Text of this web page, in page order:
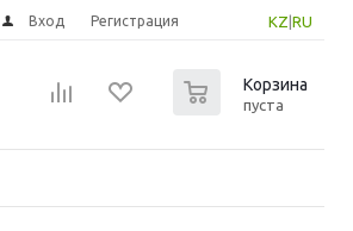
KZ RU
Вход Регистрация
Корзина
пуста